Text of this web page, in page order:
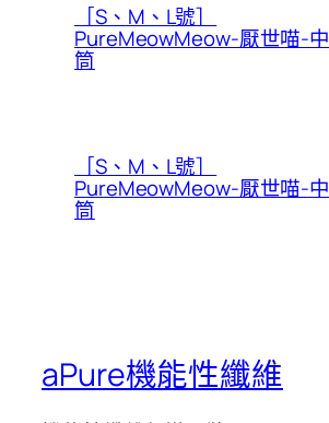
［S、M、L號］
PureMeowMeow-厭世喵-中
筒
［S、M、L號］
PureMeowMeow-厭世喵-中
筒
aPure機能性纖維